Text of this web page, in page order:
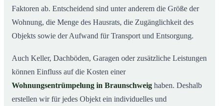
Faktoren ab. Entscheidend sind unter anderem die Größe der
Wohnung, die Menge des Hausrats, die Zugänglichkeit des
Objekts sowie der Aufwand für Transport und Entsorgung.
Auch Keller, Dachböden, Garagen oder zusätzliche Leistungen
können Einfluss auf die Kosten einer
Wohnungsentrümpelung in Braunschweig haben. Deshalb
erstellen wir für jedes Objekt ein individuelles und